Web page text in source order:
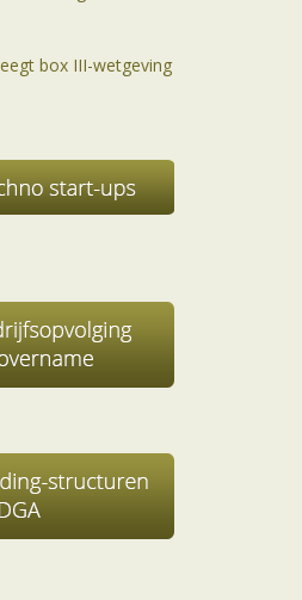
box III-wetgeving